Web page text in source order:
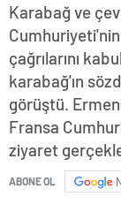
Karabağ ve
çağrılarını
karabağ'ın
görüştü.
Fransa
ziyaret
ABONE OL